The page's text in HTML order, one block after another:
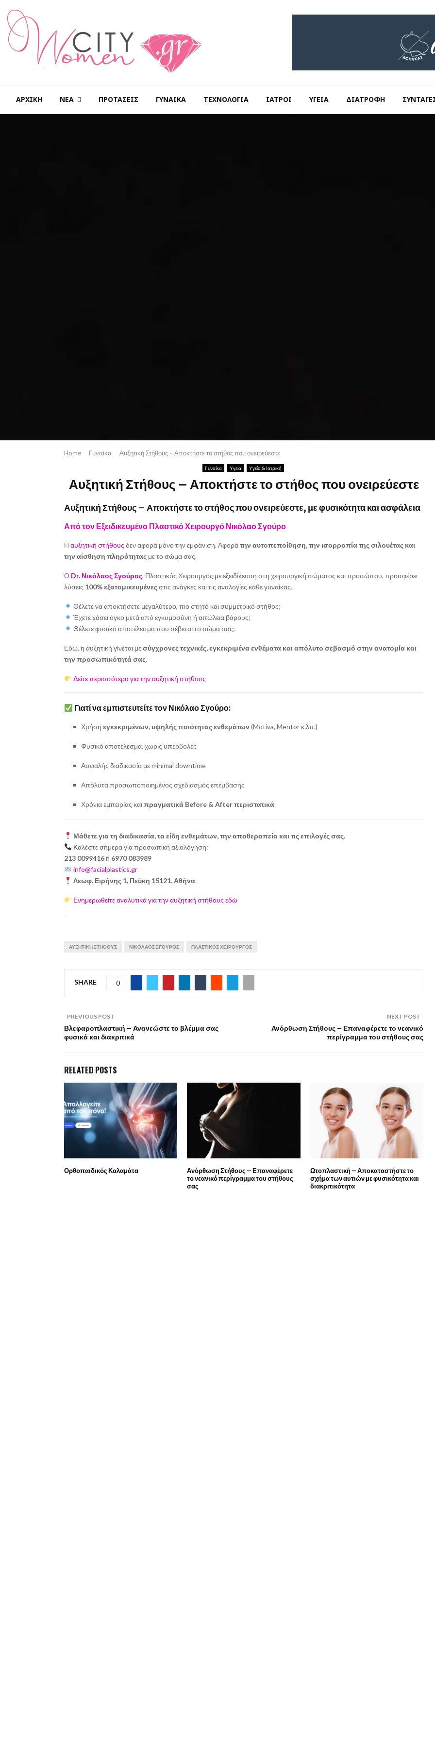
ΑΡΧΙΚΉ ΝΈΑ ΠΡΟΤΆΣΕΙΣ ΓΥΝΑΊΚΑ ΤΕΧΝΟΛΟΓΊΑ ΙΑΤΡΟΊ ΥΓΕΊΑ ΔΙΑΤΡΟΦΉ
Home Γυναίκα Αυξητική Στήθους – Αποκτήστε το στήθος που ονειρεύεστε
Γυναίκα Υγεία Υγεία & Ιατρική
Αυξητική Στήθους – Αποκτήστε το στήθος που ονειρεύεστε
Αυξητική Στήθους – Αποκτήστε το στήθος που ονειρεύεστε, με φυσικότητα και ασφάλεια
Από τον Εξειδικευμένο Πλαστικό Χειρουργό Νικόλαο Σγούρο
Η αυξητική στήθους δεν αφορά μόνο την εμφάνιση. Αφοράτην αυτοπεποίθηση, την ισορροπία της σιλουέτας και
την αίσθηση πληρότητας με το σώμα σας.
Ο Dr. Νικόλαος Σγούρος, Πλαστικός Χειρουργός με εξειδίκευση στη χειρουργική σώματος και προσώπου, προσφέρει
λύσεις 100% εξατομικευμένεςστις ανάγκες και τις αναλογίες κάθε γυναίκας.
Θέλετε να αποκτήσετε μεγαλύτερο, πιο στητό και συμμετρικό στήθος;
Έχετε χάσει όγκο μετά από εγκυμοσύνη ή απώλεια βάρους;
Θέλετε φυσικό αποτέλεσμα που σέβεται το σώμα σας;
Εδώ, η αυξητική γίνεται μεσύγχρονες τεχνικές, εγκεκριμένα ενθέματα και απόλυτο σεβασμό στην ανατομία και
την προσωπικότητά σας.
Δείτε περισσότερα για την αυξητική στήθους
Γιατί να εμπιστευτείτε τον Νικόλαο Σγούρο:
Χρήση εγκεκριμένων, υψηλής ποιότητας ενθεμάτων (Motiva, Mentor κ.λπ.)
Φυσικό αποτέλεσμα, χωρίς υπερβολές
Ασφαλής διαδικασία με minimal downtime
Απόλυτα προσωποποιημένος σχεδιασμός επέμβασης
Χρόνια εμπειρίας καιπραγματικά Before & After περιστατικά
Μάθετε για τη διαδικασία, τα είδη ενθεμάτων, την αποθεραπεία και τις επιλογές σας.
Καλέστε σήμερα για προσωπική αξιολόγηση:
213 0099416ή 6970 083989
info@facialplastics.gr
Λεωφ. Ειρήνης 1, Πεύκη 15121, Αθήνα
Ενημερωθείτε αναλυτικά για την αυξητική στήθους εδώ
ΑΥΞΗΤΙΚΉ ΣΤΉΘΟΥΣ ΝΙΚΌΛΑΟΣ ΣΓΟΎΡΟΣ ΠΛΑΣΤΙΚΌΣ ΧΕΙΡΟΥΡΓΌΣ
SHARE 0
PREVIOUS POST
Βλεφαροπλαστική – Ανανεώστε το βλέμμα σας
φυσικά και διακριτικά
NEXT POST
Ανόρθωση Στήθους – Επαναφέρετε το νεανικό
περίγραμμα του στήθους σας
RELATED POSTS
Ορθοπαιδικός Καλαμάτα
Ανόρθωση Στήθους – Επαναφέρετε
το νεανικό περίγραμμα του στήθους
σας
Ωτοπλαστική – Αποκαταστήστε το
σχήμα των αυτιών με φυσικότητα και
διακριτικότητα